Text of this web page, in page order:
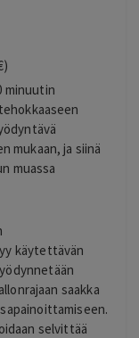
minuutin
mukaan, ja siinä
muassa
käytettävän
saakka
selvittää